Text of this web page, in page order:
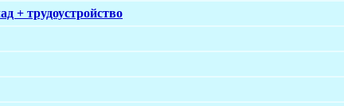
+ трудоустройство